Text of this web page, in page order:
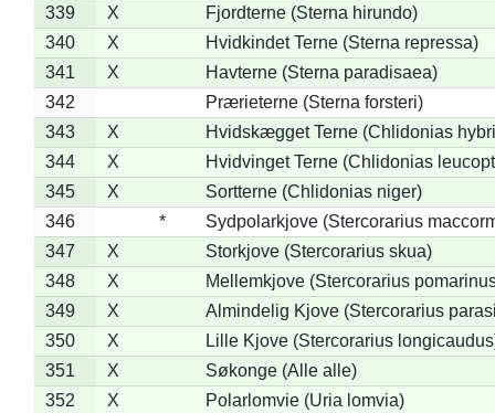
339
X
Fjordterne (Sterna hirundo)
340
X
Hvidkindet Terne (Sterna repressa)
341
X
Havterne (Sterna paradisaea)
342
Prærieterne (Sterna forsteri)
343
X
Hvidskægget Terne (Chlidonias
344
X
Hvidvinget Terne (Chlidonias
345
X
Sortterne (Chlidonias niger)
346
*
Sydpolarkjove (Stercorarius
347
X
Storkjove (Stercorarius skua)
348
X
Mellemkjove (Stercorarius
349
X
Almindelig Kjove (Stercorarius
350
X
Lille Kjove (Stercorarius
351
X
Søkonge (Alle alle)
352
X
Polarlomvie (Uria lomvia)